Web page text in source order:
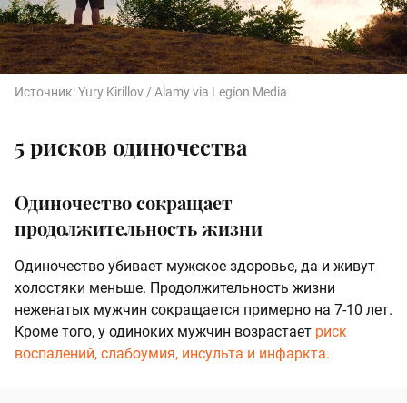
Источник:Yury Kirillov / Alamy via Legion Media
5 рисков одиночества
Одиночество сокращает
продолжительность жизни
Одиночество убивает мужское здоровье, да и живут
холостяки меньше. Продолжительность жизни
неженатых мужчин сокращается примерно на 7-10 лет.
Кроме того, у одиноких мужчин возрастает риск
воспалений, слабоумия, инсульта и инфаркта.